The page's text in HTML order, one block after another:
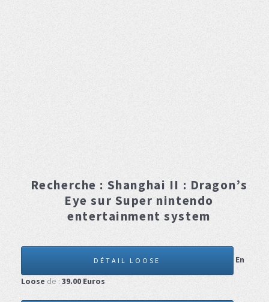
Recherche : Shanghai II : Dragon’s
Eye sur Super nintendo
entertainment system
DÉTAIL LOOSE
En
Loose de : 39.00 Euros